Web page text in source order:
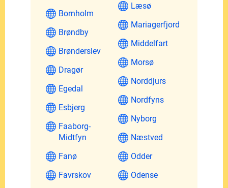
Bornholm
Brøndby
Brønderslev
Dragør
Egedal
Esbjerg
Faaborg-
Midtfyn
Fanø
Favrskov
Læsø
Mariagerfjord
Middelfart
Morsø
Norddjurs
Nordfyns
Nyborg
Næstved
Odder
Odense